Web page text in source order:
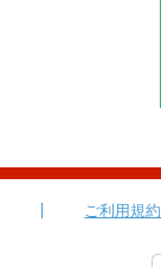
ご利用規約